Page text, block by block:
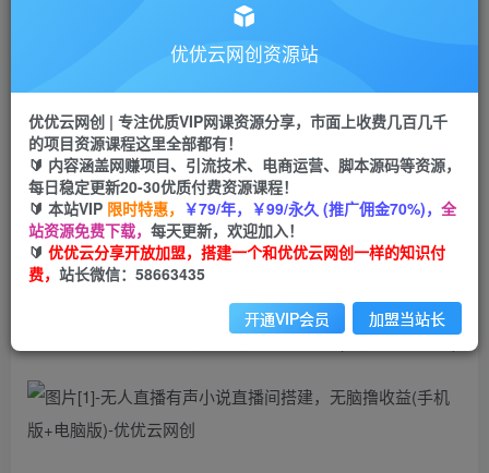
云币 9.9 云币99
会员免费
立即购买
您当前未登录！建议登陆后购买，可保存购买订单
无人直播有声小说直播间搭建，无脑撸收益(手机版+电脑版)
优优云网创资源站
优优云网创 | 专注优质VIP网课资源分享，市面上收费几百几千
的项目资源课程这里全部都有！
🔰 内容涵盖网赚项目、引流技术、电商运营、脚本源码等资源，
每日稳定更新20-30优质付费资源课程！
🔰 本站VIP 限时特惠， ￥79/年，￥99/永久 (推广佣金70%)， 全
站资源免费下载， 每天更新，欢迎加入！
🔰 优优云分享开放加盟，搭建一个和优优云网创一样的知识付
费， 站长微信：58663435
开通VIP会员 加盟当站长